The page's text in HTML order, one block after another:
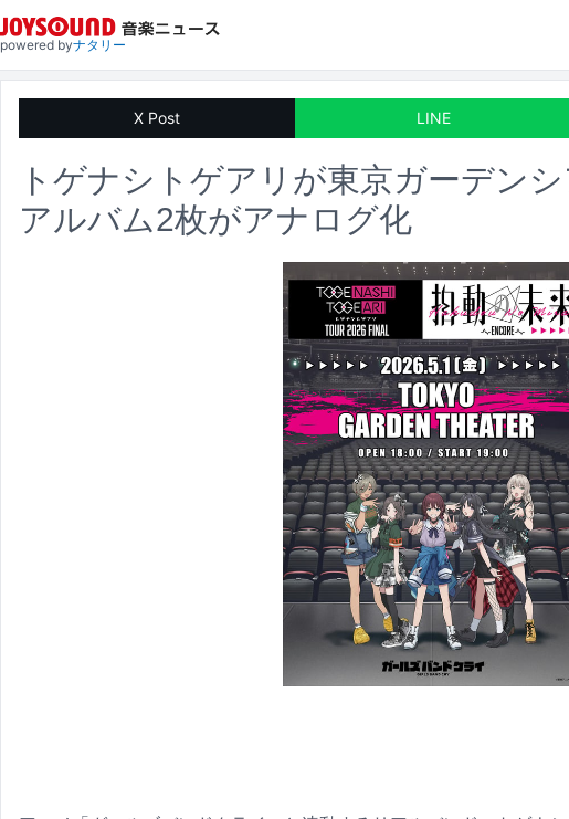
powered byナタリー
X Post LINE
トゲナシトゲアリが東京ガーデンシ
アルバム2枚がアナログ化